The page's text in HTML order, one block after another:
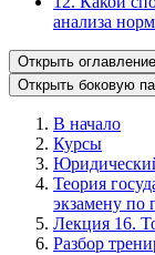
анализа
Открыть
Открыть боковую
В начало
Курсы
Теория
экзамену по
Лекция 16.
Разбор